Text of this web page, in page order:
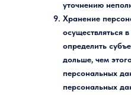
уточнению
Хранение
осуществляться
определить
дольше, чем
персональных
персональных